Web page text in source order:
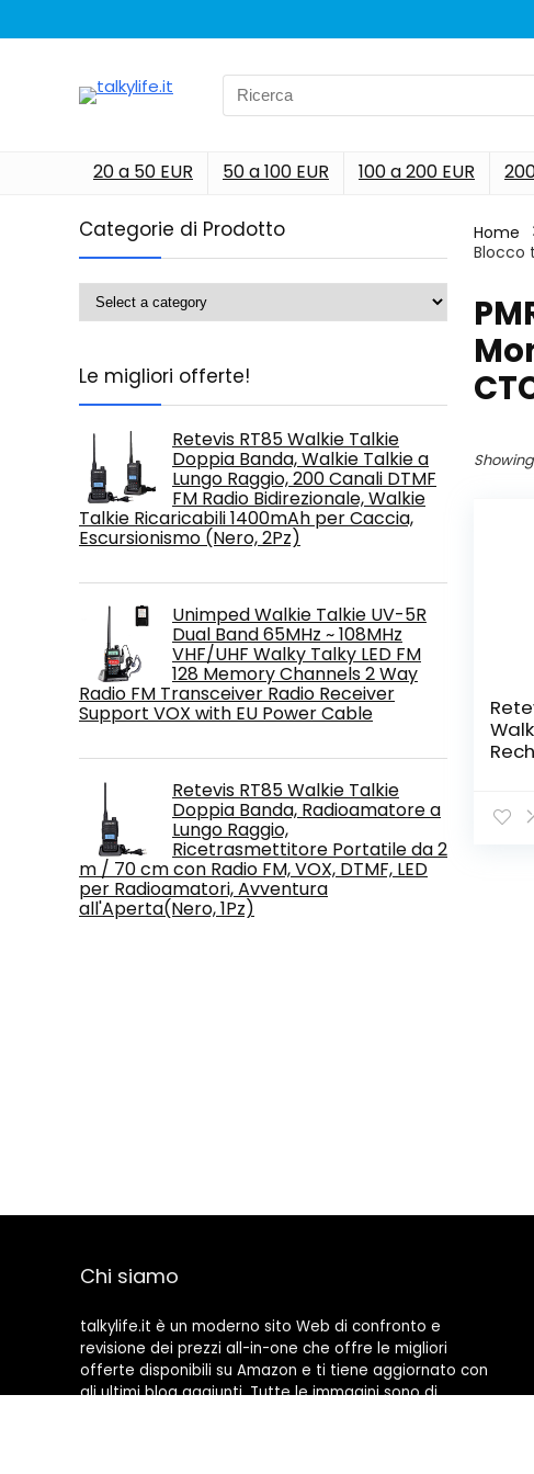
Search
for:
20 a 50 EUR 50 a 100 EUR 100 a 200 EUR
Categorie di Prodotto
Le migliori offerte!
Retevis RT85 Walkie Talkie
Doppia Banda, Walkie Talkie a
Lungo Raggio, 200 Canali DTMF
FM Radio Bidirezionale, Walkie
Talkie Ricaricabili 1400mAh per Caccia,
Escursionismo (Nero, 2Pz)
Unimped Walkie Talkie UV-5R
Dual Band 65MHz ~ 108MHz
VHF/UHF Walky Talky LED FM
128 Memory Channels 2 Way
Radio FM Transceiver Radio Receiver
Support VOX with EU Power Cable
Retevis RT85 Walkie Talkie
Doppia Banda, Radioamatore a
Lungo Raggio,
Ricetrasmettitore Portatile da 2
m / 70 cm con Radio FM, VOX, DTMF, LED
per Radioamatori, Avventura
all'Aperta(Nero, 1Pz)
Home
Blocco
6
Chi siamo
talkylife.it è un moderno sito Web di confronto e
revisione dei prezzi all-in-one che offre le migliori
offerte disponibili su Amazon e ti tiene aggiornato con
gli ultimi blog aggiunti. Tutte le immagini sono di